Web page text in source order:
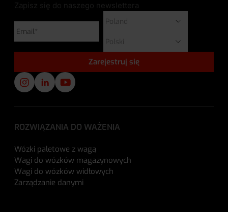
Zapisz się do naszego newslettera
ROZWIĄZANIA DO WAŻENIA
Wózki paletowe z wagą
Wagi do wózków magazynowych
Wagi do wózków widłowych
Zarządzanie danymi